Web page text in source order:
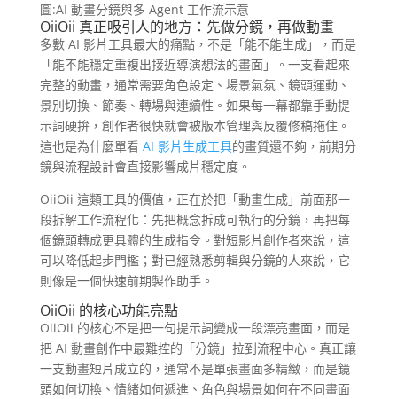
圖:AI 動畫分鏡與多 Agent 工作流示意
OiiOii 真正吸引人的地方：先做分鏡，再做動畫
多數 AI 影片工具最大的痛點，不是「能不能生成」，而是
「能不能穩定重複出接近導演想法的畫面」。一支看起來
完整的動畫，通常需要角色設定、場景氣氛、鏡頭運動、
景別切換、節奏、轉場與連續性。如果每一幕都靠手動提
示詞硬拚，創作者很快就會被版本管理與反覆修稿拖住。
這也是為什麼單看 AI 影片生成工具的畫質還不夠，前期分
鏡與流程設計會直接影響成片穩定度。
OiiOii 這類工具的價值，正在於把「動畫生成」前面那一
段拆解工作流程化：先把概念拆成可執行的分鏡，再把每
個鏡頭轉成更具體的生成指令。對短影片創作者來說，這
可以降低起步門檻；對已經熟悉剪輯與分鏡的人來說，它
則像是一個快速前期製作助手。
OiiOii 的核心功能亮點
OiiOii 的核心不是把一句提示詞變成一段漂亮畫面，而是
把 AI 動畫創作中最難控的「分鏡」拉到流程中心。真正讓
一支動畫短片成立的，通常不是單張畫面多精緻，而是鏡
頭如何切換、情緒如何遞進、角色與場景如何在不同畫面